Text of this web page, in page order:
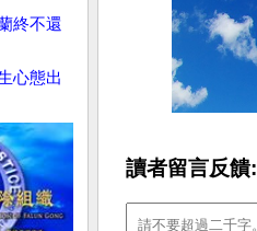
終不還
心態出
讀者留言反饋: